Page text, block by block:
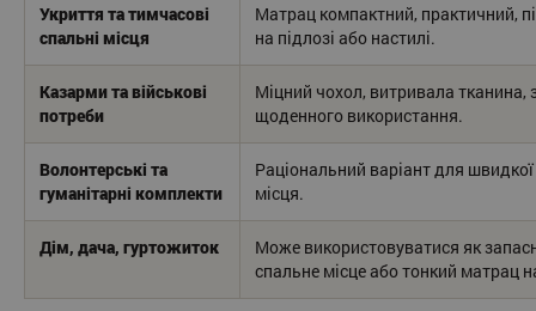
Укриття та тимчасові
спальні місця
Матрац компактний, практичний,
на підлозі або настилі.
Казарми та військові
потреби
Міцний чохол, витривала тканина,
щоденного використання.
Волонтерські та
гуманітарні комплекти
Раціональний варіант для швидкої
місця.
Дім, дача, гуртожиток
Може використовуватися як
спальне місце або тонкий матрац